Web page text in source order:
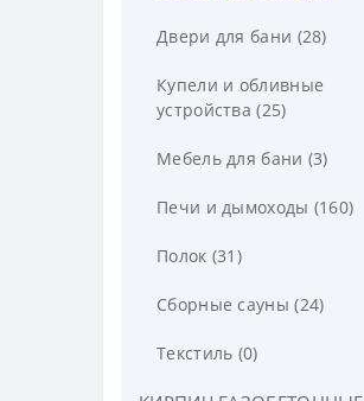
Двери для бани (28)
Купели и обливные
устройства (25)
Мебель для бани (3)
Печи и дымоходы (160)
Полок (31)
Сборные сауны (24)
Текстиль (0)